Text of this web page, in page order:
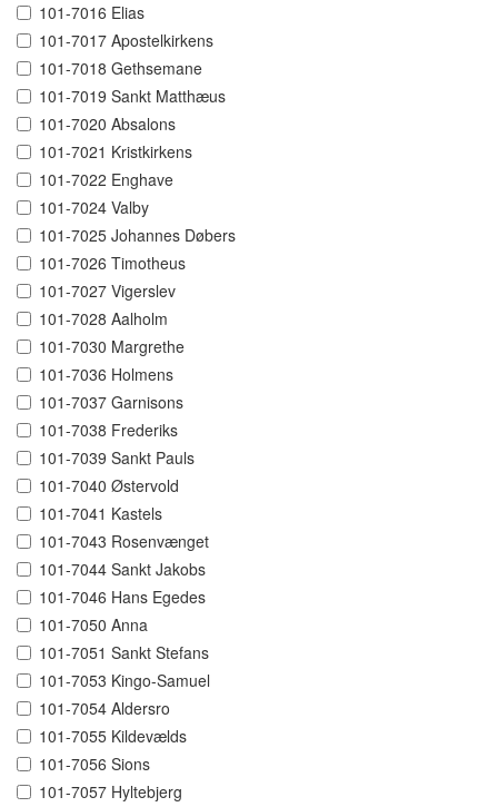
101-7016 Elias
101-7017 Apostelkirkens
101-7018 Gethsemane
101-7019 Sankt Matthæus
101-7020 Absalons
101-7021 Kristkirkens
101-7022 Enghave
101-7024 Valby
101-7025 Johannes Døbers
101-7026 Timotheus
101-7027 Vigerslev
101-7028 Aalholm
101-7030 Margrethe
101-7036 Holmens
101-7037 Garnisons
101-7038 Frederiks
101-7039 Sankt Pauls
101-7040 Østervold
101-7041 Kastels
101-7043 Rosenvænget
101-7044 Sankt Jakobs
101-7046 Hans Egedes
101-7050 Anna
101-7051 Sankt Stefans
101-7053 Kingo-Samuel
101-7054 Aldersro
101-7055 Kildevælds
101-7056 Sions
101-7057 Hyltebjerg